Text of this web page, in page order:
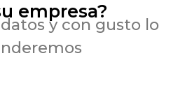
empresa?
y con gusto lo